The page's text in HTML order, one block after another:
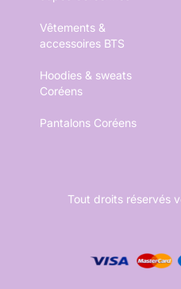
Vêtements &
accessoires BTS
Hoodies & sweats
Coréens
Pantalons Coréens
Tout droits réservés